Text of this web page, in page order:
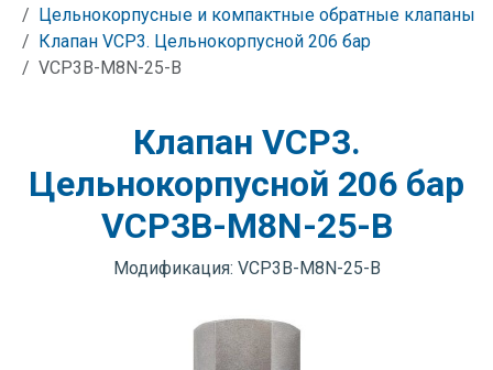
Цельнокорпусные и компактные обратные клапаны
Клапан VCP3. Цельнокорпусной 206 бар
VCP3B-M8N-25-B
Клапан VCP3.
Цельнокорпусной 206 бар
VCP3B-M8N-25-B
Модификация: VCP3B-M8N-25-B